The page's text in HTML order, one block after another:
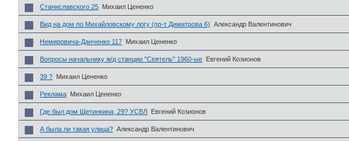
Станиславского 25 Михаил Цененко
Вид на дом по Михайловскому логу (пр-т Димитрова 6) Александр Валентинович
Немировича-Данченко 117 Михаил Цененко
Вопросы начальнику ж/д станции "Сеятель" 1960-ые Евгений Козионов
39 ? Михаил Цененко
Реклама Михаил Цененко
Где был дом Щетинкина, 29? УСВЛ Евгений Козионов
А была ли такая улица? Александр Валентинович